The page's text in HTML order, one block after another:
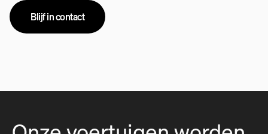
Blijf in contact